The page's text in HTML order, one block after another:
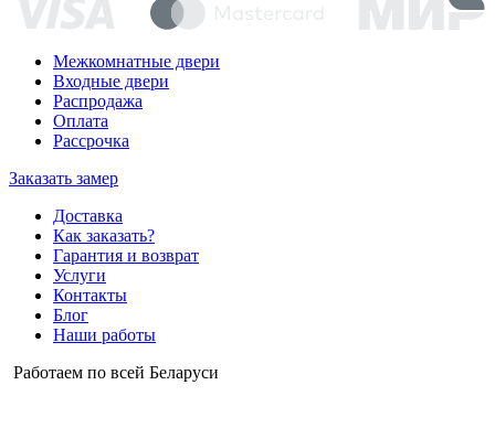
Межкомнатные двери
Входные двери
Распродажа
Оплата
Рассрочка
Заказать замер
Доставка
Как заказать?
Гарантия и возврат
Услуги
Контакты
Блог
Наши работы
Работаем по всей Беларуси